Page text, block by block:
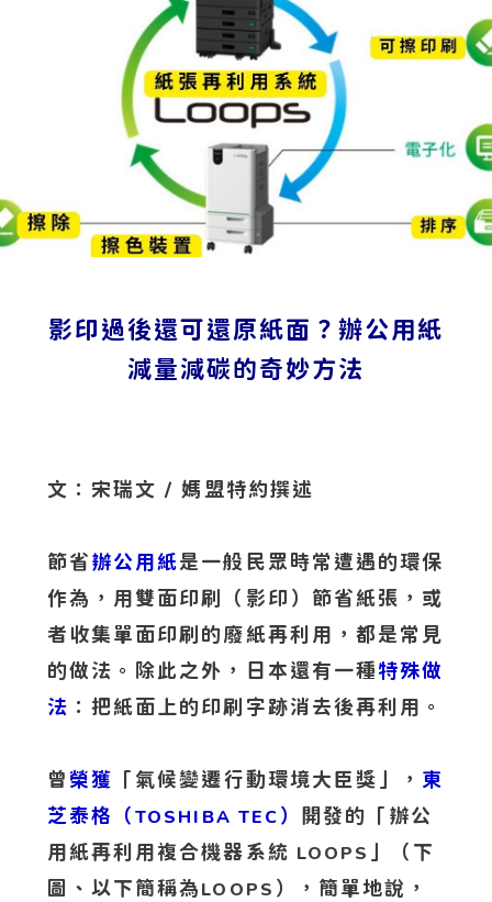
影印過後還可還原紙面？辦公用紙
減量減碳的奇妙方法
文：宋瑞文 / 媽盟特約撰述
節省辦公用紙是一般民眾時常遭遇的環保
作為，用雙面印刷（影印）節省紙張，或
者收集單面印刷的廢紙再利用，都是常見
的做法。除此之外，日本還有一種特殊做
法 ：把紙面上的印刷字跡消去後再利用。
曾 榮獲 「氣候變遷行動環境大臣獎」， 東
芝泰格（TOSHIBA TEC ）
開發的「辦公
用紙再利用複合機器系統 LOOPS
」（下
圖、以下簡稱為 LOOPS ），簡單地說，